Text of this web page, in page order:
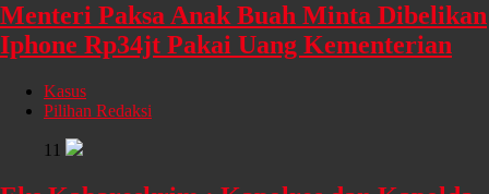
Menteri Paksa Anak Buah Minta Dibelikan
Iphone Rp34jt Pakai Uang Kementerian
Kasus
Pilihan Redaksi
11